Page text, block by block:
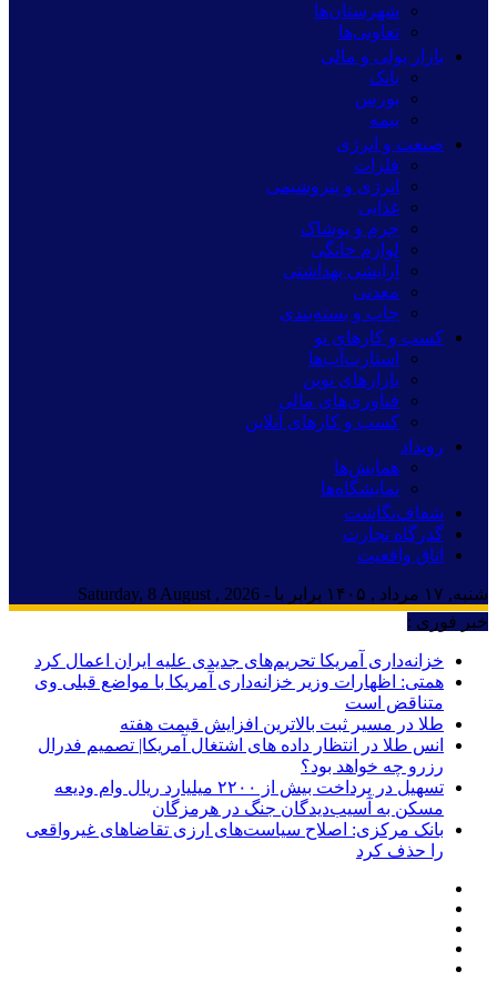
شهرستان‌ها
تعاونی‌ها
بازار پولی و مالی
بانک
بورس
بیمه
صنعت و انرژی
فلزات
انرژی و پتروشیمی
غذایی
چرم و پوشاک
لوازم خانگی
آرایشی بهداشتی
معدنی
چاپ و بسته‌بندی
کسب و کارهای نو
استارت‌آپ‌ها
بازارهای نوین
فناوری‌های مالی
کسب و کارهای آنلاین
رویداد
همایش‌ها
نمایشگاه‌ها
شفاف‌نگاشت
گذرگاه تجارت
اتاق واقعیت
شنبه, ۱۷ مرداد , ۱۴۰۵ برابر با - Saturday, 8 August , 2026
خبر فوری :
خزانه‌داری آمریکا تحریم‌های جدیدی علیه ایران اعمال کرد
همتی: اظهارات وزیر خزانه‌داری آمریکا با مواضع قبلی وی
متناقض است
طلا در مسیر ثبت بالاترین افزایش قیمت هفته
انس طلا در انتظار داده های اشتغال آمریکا| تصمیم فدرال
رزرو چه خواهد بود؟
تسهیل در پرداخت بیش از ۲۲۰۰ میلیارد ریال وام ودیعه
مسکن به آسیب‌دیدگان جنگ در هرمزگان
بانک مرکزی: اصلاح سیاست‌های ارزی تقاضاهای غیرواقعی
را حذف کرد